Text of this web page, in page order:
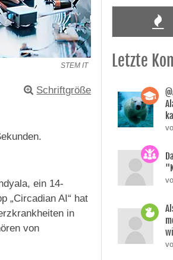
STEM IT
Schriftgröße
ein 14-
„Circadian AI“ hat
in
von
Letzte